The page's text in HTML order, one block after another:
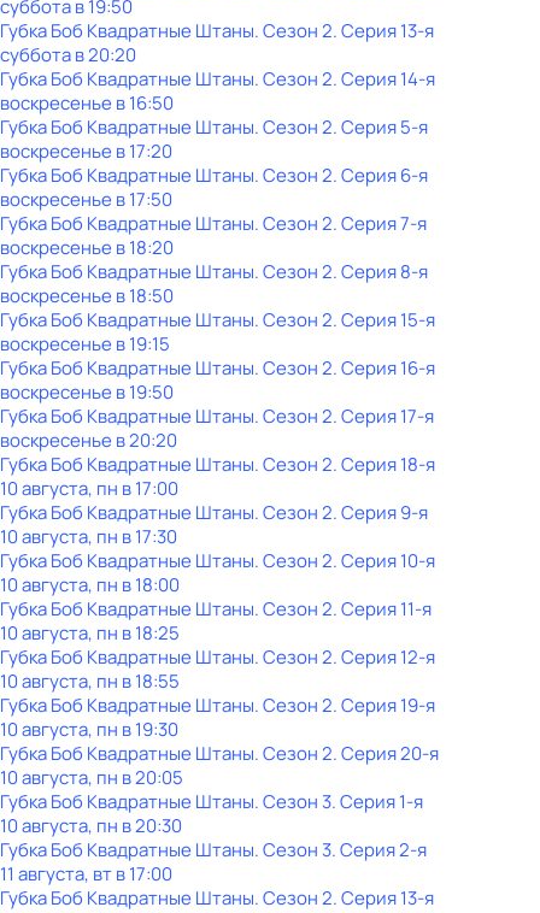
субботав19:50
Губка Боб Квадратные Штаны. Сезон 2. Серия 13-я
субботав20:20
Губка Боб Квадратные Штаны. Сезон 2. Серия 14-я
воскресенье в16:50
Губка Боб Квадратные Штаны. Сезон 2. Серия 5-я
воскресенье в17:20
Губка Боб Квадратные Штаны. Сезон 2. Серия 6-я
воскресенье в17:50
Губка Боб Квадратные Штаны. Сезон 2. Серия 7-я
воскресенье в18:20
Губка Боб Квадратные Штаны. Сезон 2. Серия 8-я
воскресенье в18:50
Губка Боб Квадратные Штаны. Сезон 2. Серия 15-я
воскресенье в19:15
Губка Боб Квадратные Штаны. Сезон 2. Серия 16-я
воскресенье в19:50
Губка Боб Квадратные Штаны. Сезон 2. Серия 17-я
воскресенье в20:20
Губка Боб Квадратные Штаны. Сезон 2. Серия 18-я
10 августа, пн в 17:00
Губка Боб Квадратные Штаны. Сезон 2. Серия 9-я
10 августа, пн в 17:30
Губка Боб Квадратные Штаны. Сезон 2. Серия 10-я
10 августа, пн в 18:00
Губка Боб Квадратные Штаны. Сезон 2. Серия 11-я
10 августа, пн в 18:25
Губка Боб Квадратные Штаны. Сезон 2. Серия 12-я
10 августа, пн в 18:55
Губка Боб Квадратные Штаны. Сезон 2. Серия 19-я
10 августа, пн в 19:30
Губка Боб Квадратные Штаны. Сезон 2. Серия 20-я
10 августа, пн в 20:05
Губка Боб Квадратные Штаны. Сезон 3. Серия 1-я
10 августа, пн в 20:30
Губка Боб Квадратные Штаны. Сезон 3. Серия 2-я
11 августа, вт в 17:00
Губка Боб Квадратные Штаны. Сезон 2. Серия 13-я